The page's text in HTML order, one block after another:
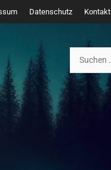
Datenschutz Kontakt
nach: